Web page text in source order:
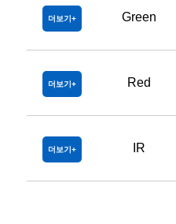
더보기 Green
더보기 Red
더보기 IR